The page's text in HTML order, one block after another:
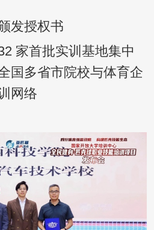
授权书
首批实训基地集中
国多省市院校与体育企
网络